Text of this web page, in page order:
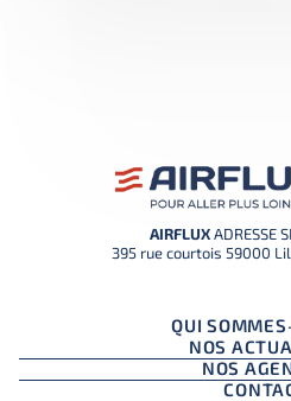
AIRFLUXADRESSE
395 rue courtois 59000
QUI
NOS
NOS